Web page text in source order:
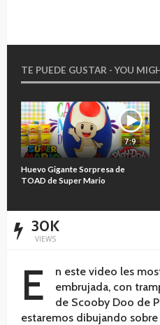
TE PUEDE GUSTAR - YOU
7:9
Huevo Gigante Sorpresa de
TOAD de Super Mario
30K
VIEWS
E
n este video les
embrujada, con
de Scooby Doo de
estaremos dibujando sobre